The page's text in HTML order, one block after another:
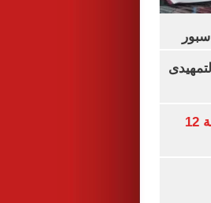
وزارة الداخلية تعلن بدء التقديم لحج القرعة 12